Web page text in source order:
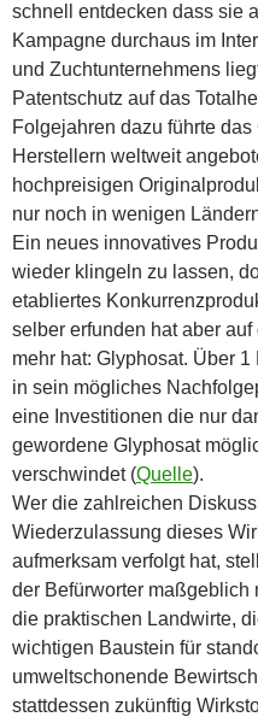
schnell entdecken dass sie
Kampagne durchaus im
und Zuchtunternehmens
Patentschutz auf das
Folgejahren dazu führte
Herstellern weltweit
hochpreisigen
nur noch in wenigen
Ein neues innovatives
wieder klingeln zu lassen,
etabliertes
selber erfunden hat aber
mehr hat: Glyphosat. Über
in sein mögliches
eine Investitionen die nur
gewordene Glyphosat
verschwindet (Quelle).
Wer die zahlreichen
Wiederzulassung dieses
aufmerksam verfolgt hat,
der Befürworter maßgeblich
die praktischen Landwirte,
wichtigen Baustein für
umweltschonende
stattdessen zukünftig